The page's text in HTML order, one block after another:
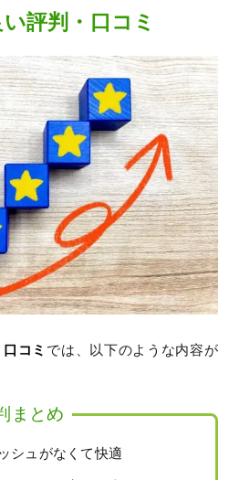
評判・口コミ
コミ では、以下のような内容が
まとめ
シュがなくて快適